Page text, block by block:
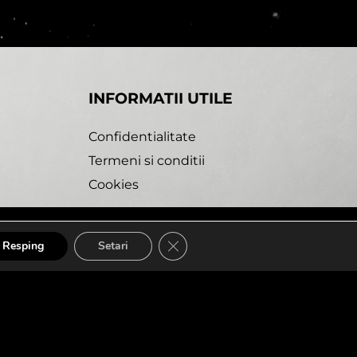
INFORMATII UTILE
Confidentialitate
Termeni si conditii
Cookies
Resping Setari CLOSE GDPR COOKIE
a1. philip chernikov - bunda (snippet)